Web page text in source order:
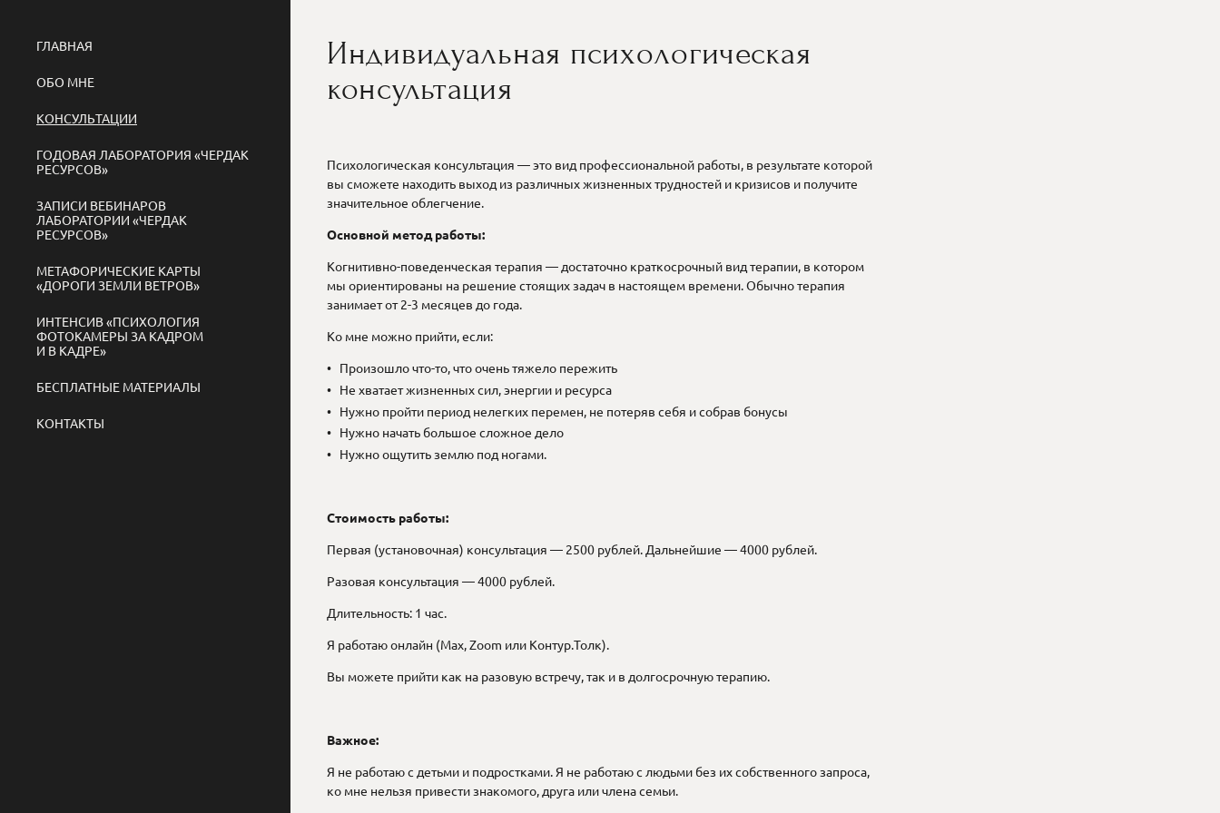
ГЛАВНАЯ
ОБО МНЕ
КОНСУЛЬТАЦИИ
ГОДОВАЯ ЛАБОРАТОРИЯ «ЧЕРДАК
РЕСУРСОВ»
ЗАПИСИ ВЕБИНАРОВ
ЛАБОРАТОРИИ «ЧЕРДАК
РЕСУРСОВ»
МЕТАФОРИЧЕСКИЕ КАРТЫ
«ДОРОГИ ЗЕМЛИ ВЕТРОВ»
ИНТЕНСИВ «ПСИХОЛОГИЯ
ФОТОКАМЕРЫ ЗА КАДРОМ
И В КАДРЕ»
БЕСПЛАТНЫЕ МАТЕРИАЛЫ
КОНТАКТЫ
Индивидуальная психологическая
консультация
Психологическая консультация — это вид профессиональной работы, в результате которой
вы сможете находить выход из различных жизненных трудностей и кризисов и получите
значительное облегчение.
Основной метод работы:
Когнитивно-поведенческая терапия — достаточно краткосрочный вид терапии, в котором
мы ориентированы на решение стоящих задач в настоящем времени. Обычно терапия
занимает от 2-3 месяцев до года.
Ко мне можно прийти, если:
Произошло что-то, что очень тяжело пережить
Не хватает жизненных сил, энергии и ресурса
Нужно пройти период нелегких перемен, не потеряв себя и собрав бонусы
Нужно начать большое сложное дело
Нужно ощутить землю под ногами.
Стоимость работы:
Первая (установочная) консультация — 2500 рублей. Дальнейшие — 4000 рублей.
Разовая консультация — 4000 рублей.
Длительность: 1 час.
Я работаю онлайн (Max, Zoom или Контур.Толк).
Вы можете прийти как на разовую встречу, так и в долгосрочную терапию.
Важное:
Я не работаю с детьми и подростками. Я не работаю с людьми без их собственного запроса,
ко мне нельзя привести знакомого, друга или члена семьи.